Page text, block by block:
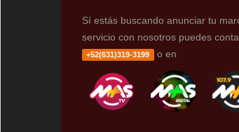
Sí estás buscando anunciar tu
servicio con nosotros puedes
+52(631)319-3199 o en